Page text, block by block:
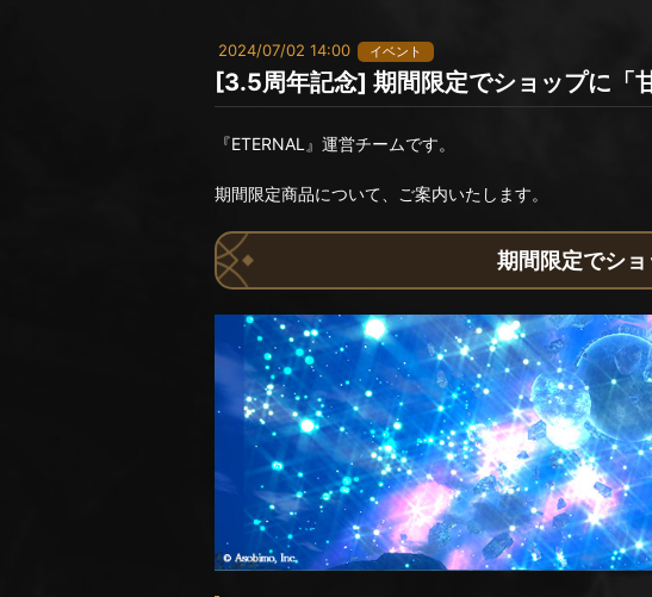
2024/07/02 14:00 イベント
[3.5周年記念] 期間限定でショップに「
『ETERNAL』運営チームです。
期間限定商品について、ご案内いたします。
期間限定でシ